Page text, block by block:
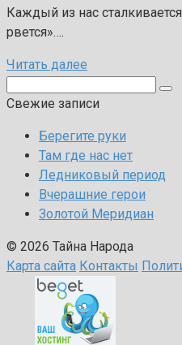
Каждый из нас
рвется»….
Читать далее
Свежие записи
Берегите руки
Там где нас нет
Ледниковый период
Вчерашние герои
Золотой Меридиан
© 2026 Тайна Народа
Карта сайта Контакты